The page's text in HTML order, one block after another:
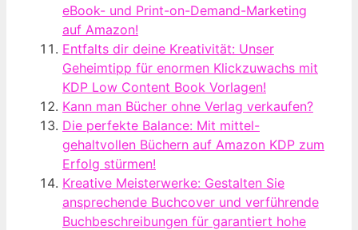
eBook- und Print-on-Demand-Marketing
auf Amazon!
Entfalts dir deine Kreativität: Unser
Geheimtipp für enormen Klickzuwachs mit
KDP Low Content Book Vorlagen!
Kann man Bücher ohne Verlag verkaufen?
Die perfekte Balance: Mit mittel-
gehaltvollen Büchern auf Amazon KDP zum
Erfolg stürmen!
Kreative Meisterwerke: Gestalten Sie
ansprechende Buchcover und verführende
Buchbeschreibungen für garantiert hohe